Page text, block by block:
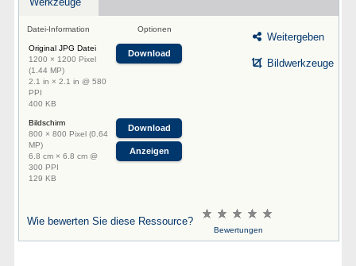
Datei-Information Optionen
Original JPG Datei
1200 × 1200 Pixel
(1.44 MP)
2.1 in × 2.1 in @ 580
PPI
400 KB
Download
Bildschirm
800 × 800 Pixel (0.64
MP)
6.8 cm × 6.8 cm @
300 PPI
129 KB
Download
Anzeigen
Weitergeben
Bildwerkzeuge
Wie bewerten Sie diese Ressource?
Bewertungen